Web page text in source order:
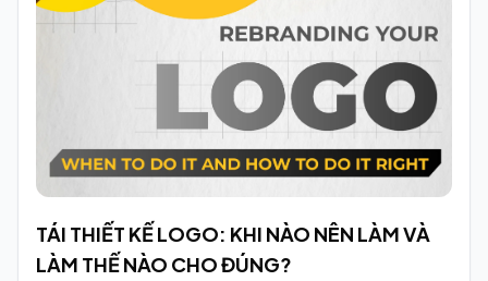
TÁI THIẾT KẾ LOGO: KHI NÀO NÊN LÀM VÀ
LÀM THẾ NÀO CHO ĐÚNG?